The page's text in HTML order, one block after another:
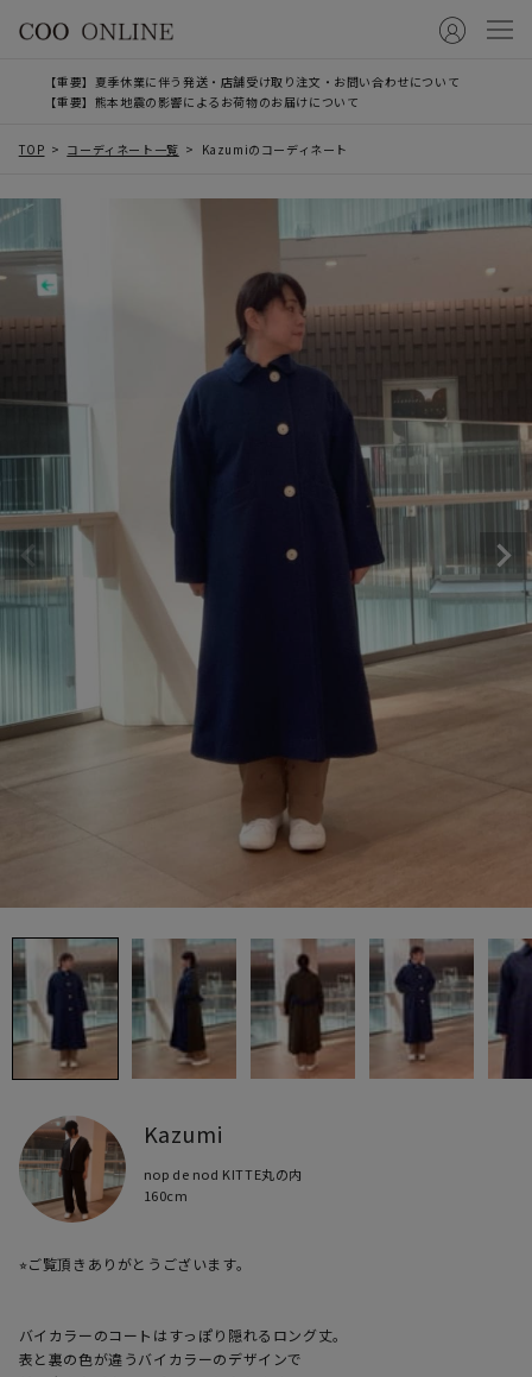
【重要】夏季休業に伴う発送・店舗受け取り注文・お問い合わせについて
【重要】熊本地震の影響によるお荷物のお届けについて
TOP コーディネート一覧 Kazumiのコーディネート
Kazumi
nop de nod KITTE丸の内
160cm
⭐︎ご覧頂きありがとうございます。
バイカラーのコートはすっぽり隠れるロング丈。
表と裏の色が違うバイカラーのデザインで